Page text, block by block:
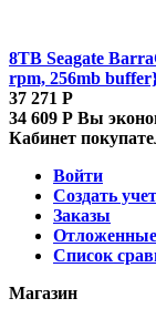
8TB Seagate
rpm, 256mb
37 271 Р
34 609 Р Вы
Кабинет
Войти
Создать
Заказы
Список
Магазин